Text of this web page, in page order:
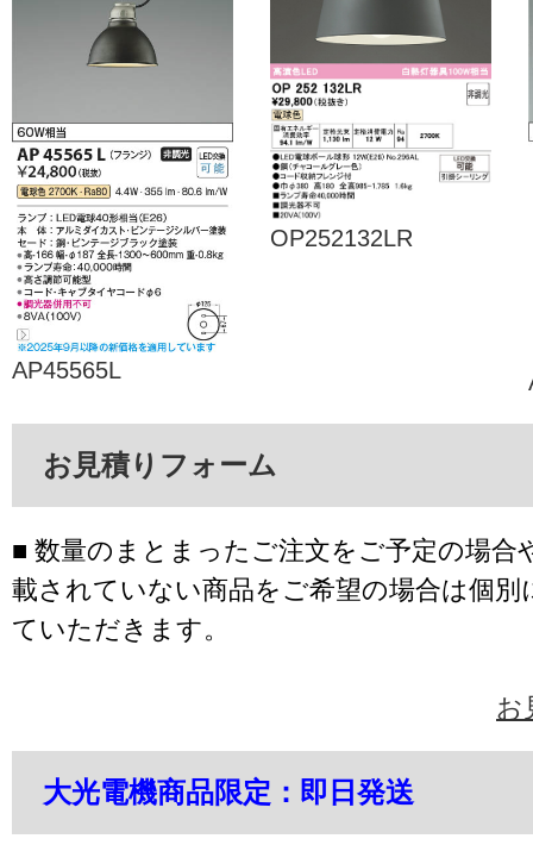
AP45565L
OP252132LR
お見積りフォーム
■ 数量のまとまったご注文をご予定の場合
載されていない商品をご希望の場合は個別
ていただきます。
お
大光電機商品限定：即日発送